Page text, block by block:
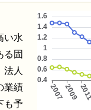
い水
る固
法人
業績
も予